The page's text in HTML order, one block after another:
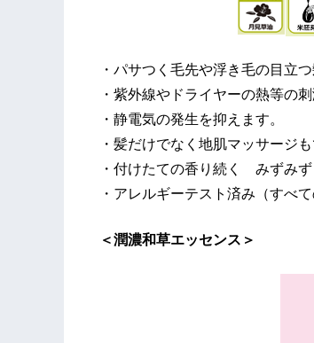
・パサつく毛先や浮き毛の目立
・紫外線やドライヤーの熱等の
・静電気の発生を抑えます。
・髪だけでなく地肌マッサージも
・付けたての香り続く みずみ
・アレルギーテスト済み（すべ
＜潤濃和草エッセンス＞